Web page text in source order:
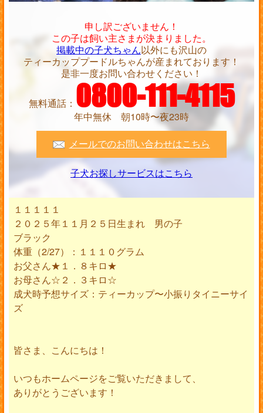
申し訳ございません！
この子は飼い主さまが決まりました。
掲載中の子犬ちゃん以外にも沢山の
ティーカッププードルちゃんが産まれております！
是非一度お問い合わせください！
無料通話： 0800-111-4115
年中無休 朝10時〜夜23時
メールでのお問い合わせはこちら
子犬お探しサービスはこちら
１１１１１
２０２５年１１月２５日生まれ 男の子
ブラック
体重（2/27）：１１１０グラム
お父さん★１．８キロ★
お母さん☆２．３キロ☆
成犬時予想サイズ：ティーカップ〜小振りタイニーサイ
ズ
皆さま、こんにちは！
いつもホームページをご覧いただきまして、
ありがとうございます！